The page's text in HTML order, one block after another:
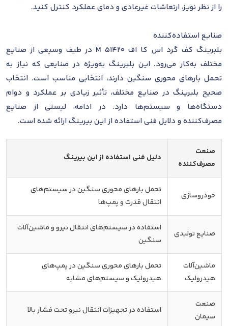
را از نظر نویز، ارتعاشات غیرعادی و دمای عملکرد کنترل کنید.
صنایع استفاده‌کننده
بلبرینگ کف گرد اس کا اف 51420 M در طیف وسیعی از صنایع
مختلف به‌کار می‌رود. این بلبرینگ به‌ویژه در صنایعی که نیاز به
تحمل بارهای محوری سنگین دارند، انتخابی مناسب است. انتخاب
صحیح بلبرینگ در صنایع مختلف، تأثیر زیادی بر عملکرد و دوام
دستگاه‌ها و سیستم‌ها دارد. در ادامه، لیستی از صنایع
مصرف‌کننده و دلایل فنی استفاده از این بیرینگ ارائه شده است.
صنعت
مصرف‌کننده
دلیل فنی استفاده از این بیرینگ
خودروسازی
تحمل بارهای محوری سنگین در سیستم‌های
انتقال قدرت و پمپ‌ها
صنایع تولیدی
استفاده در سیستم‌های انتقال نیرو و ماشین‌آلات
سنگین
ماشین‌آلات
هیدرولیک
تحمل بارهای محوری سنگین در پمپ‌های
هیدرولیک و سیستم‌های مشابه
صنعت
سیمان
استفاده در تجهیزات انتقال نیرو تحت فشار بالا